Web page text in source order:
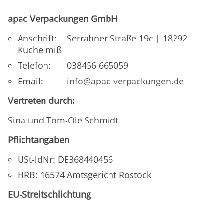
apac Verpackungen GmbH
Anschrift:
Serrahner Straße 19c | 18292
Kuchelmiß
Telefon:
038456 665059
Email:
info@apac-verpackungen.de
Vertreten durch:
Sina und Tom-Ole Schmidt
Pflichtangaben
USt-ldNr: DE368440456
HRB: 16574 Amtsgericht Rostock
EU-Streitschlichtung